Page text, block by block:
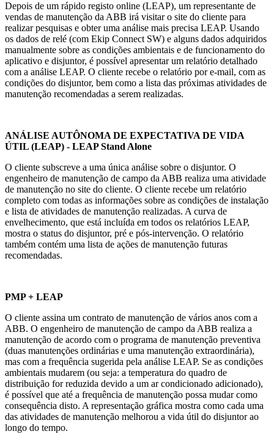
Depois de um rápido registo online (LEAP), um representante de
vendas de manutenção da ABB irá visitar o site do cliente para
realizar pesquisas e obter uma análise mais precisa LEAP. Usando
os dados de relé (com Ekip Connect SW) e alguns dados adquiridos
manualmente sobre as condições ambientais e de funcionamento do
aplicativo e disjuntor, é possível apresentar um relatório detalhado
com a análise LEAP. O cliente recebe o relatório por e-mail, com as
condições do disjuntor, bem como a lista das próximas atividades de
manutenção recomendadas a serem realizadas.
ANÁLISE AUTÔNOMA DE EXPECTATIVA DE VIDA
ÚTIL (LEAP) - LEAP Stand Alone
O cliente subscreve a uma única análise sobre o disjuntor. O
engenheiro de manutenção de campo da ABB realiza uma atividade
de manutenção no site do cliente. O cliente recebe um relatório
completo com todas as informações sobre as condições de instalação
e lista de atividades de manutenção realizadas. A curva de
envelhecimento, que está incluída em todos os relatórios LEAP,
mostra o status do disjuntor, pré e pós-intervenção. O relatório
também contém uma lista de ações de manutenção futuras
recomendadas.
PMP + LEAP
O cliente assina um contrato de manutenção de vários anos com a
ABB. O engenheiro de manutenção de campo da ABB realiza a
manutenção de acordo com o programa de manutenção preventiva
(duas manutenções ordinárias e uma manutenção extraordinária),
mas com a frequência sugerida pela análise LEAP. Se as condições
ambientais mudarem (ou seja: a temperatura do quadro de
distribuição for reduzida devido a um ar condicionado adicionado),
é possível que até a frequência de manutenção possa mudar como
consequência disto. A representação gráfica mostra como cada uma
das atividades de manutenção melhorou a vida útil do disjuntor ao
longo do tempo.